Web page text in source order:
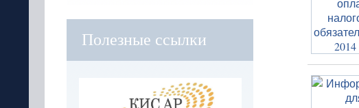
Полезные ссылки